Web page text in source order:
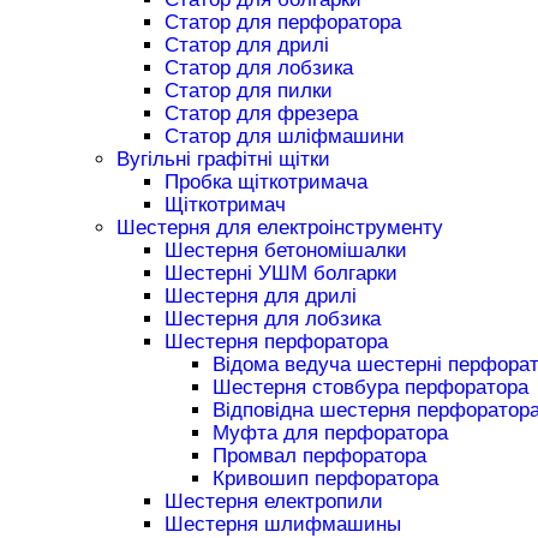
Статор для перфоратора
Статор для дрилі
Статор для лобзика
Статор для пилки
Статор для фрезера
Статор для шліфмашини
Вугільні графітні щітки
Пробка щіткотримача
Щіткотримач
Шестерня для електроінструменту
Шестерня бетономішалки
Шестерні УШМ болгарки
Шестерня для дрилі
Шестерня для лобзика
Шестерня перфоратора
Відома ведуча шестерні
Шестерня стовбура перфоратора
Відповідна шестерня
Муфта для перфоратора
Промвал перфоратора
Кривошип перфоратора
Шестерня електропили
Шестерня шлифмашины